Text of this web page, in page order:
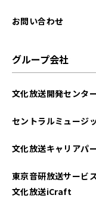
2021
お問い合わせ
グループ会社
文化放送開発センタ
セントラルミュージ
文化放送キャリアパ
東京音研放送サービ
文化放送iCraft